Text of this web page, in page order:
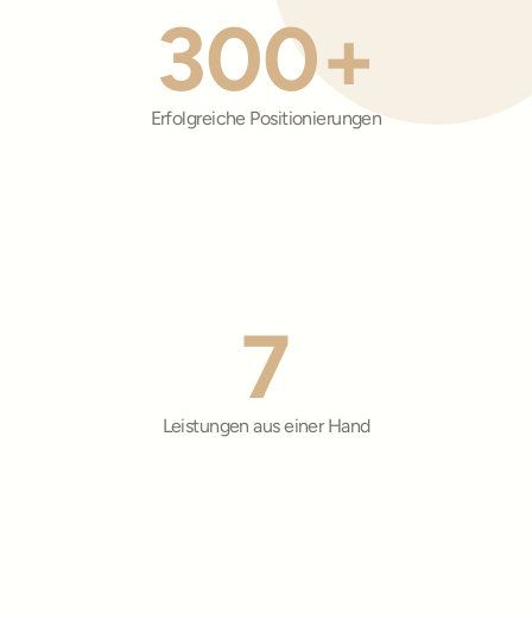
300+
Erfolgreiche Positionierungen
7
Leistungen aus einer Hand